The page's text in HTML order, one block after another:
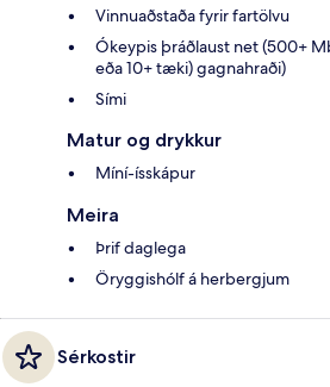
Vinnuaðstaða fyrir fartölvu
Ókeypis þráðlaust net (500+
eða 10+ tæki) gagnahraði)
Sími
Matur og drykkur
Míní-ísskápur
Meira
Þrif daglega
Öryggishólf á herbergjum
Sérkostir